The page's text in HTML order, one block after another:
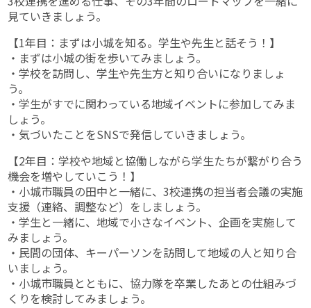
見ていきましょう。
【1年目：まずは小城を知る。学生や先生と話そう！】
・まずは小城の街を歩いてみましょう。
・学校を訪問し、学生や先生方と知り合いになりましょ
う。
・学生がすでに関わっている地域イベントに参加してみま
しょう。
・気づいたことをSNSで発信していきましょう。
【2年目：学校や地域と協働しながら学生たちが繋がり合う
機会を増やしていこう！】
・小城市職員の田中と一緒に、3校連携の担当者会議の実施
支援（連絡、調整など）をしましょう。
・学生と一緒に、地域で小さなイベント、企画を実施して
みましょう。
・民間の団体、キーパーソンを訪問して地域の人と知り合
いましょう。
・小城市職員とともに、協力隊を卒業したあとの仕組みづ
くりを検討してみましょう。